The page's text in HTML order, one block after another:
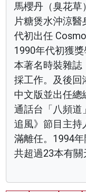
馬櫻丹（臭花草
片糖煲水沖涼
代初出任
1990年代初獲
本著名時裝雜誌
採工作。及後回
中文版並出任總
通話台「八頻道
追風》節目主持
滿離任。1994
共超過23本有關